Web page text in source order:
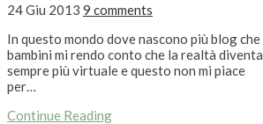
24 Giu 2013 9 comments
In questo mondo dove nascono più blog che
bambini mi rendo conto che la realtà diventa
sempre più virtuale e questo non mi piace
per…
Continue Reading